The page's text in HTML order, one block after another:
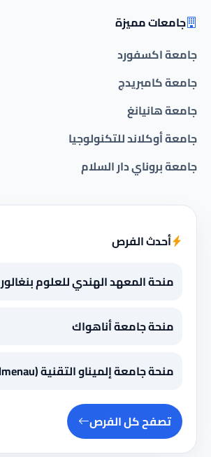
جامعات مميزة
جامعة اكسفورد
جامعة كامبريدج
جامعة هانيانغ
جامعة أوكلاند للتكنولوجيا
جامعة بروناي دار السلام
أحدث الفرص
منحة المعهد الهندي للعلوم بنغالور
منحة جامعة أناهواك
منحة جامعة إلميناو التقنية (TU Ilmenau)
تصفح كل الفرص